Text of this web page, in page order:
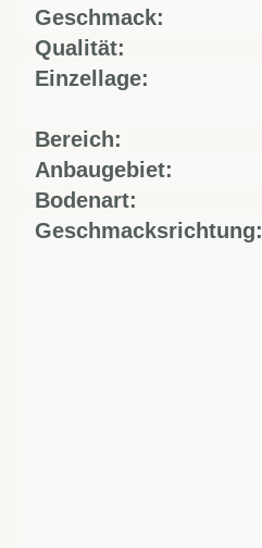
Geschmack:
Qualität:
Einzellage:
Bereich:
Anbaugebiet:
Bodenart:
Geschmacksrichtung: